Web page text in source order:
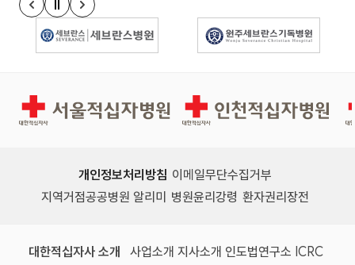
이전 슬라이드
정지
다음 슬라이드
경인권역재활병원 인천적십자병원
개인정보처리방침 이메일무단수집거부
지역거점공공병원 알리미
병원윤리강령 환자권리장전
대한적십자사 소개 사업소개 지사소개 인도법연구소 ICRC